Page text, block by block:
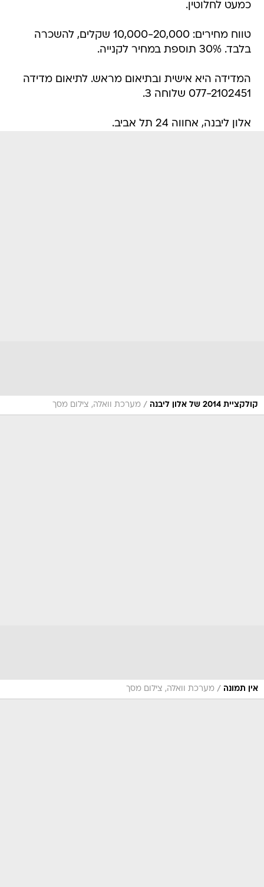
כמעט לחלוטין.
טווח מחירים: 10,000-20,000 שקלים, להשכרה
בלבד. 30% תוספת במחיר לקנייה.
המדידה היא אישית ובתיאום מראש. לתיאום מדידה
077-2102451 שלוחה 3.
אלון ליבנה, אחווה 24 תל אביב.
קולקציית 2014 של אלון ליבנה / מערכת וואלה, צילום מסך
אין תמונה / מערכת וואלה, צילום מסך